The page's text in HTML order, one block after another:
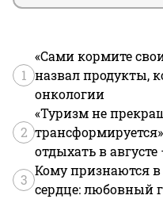
1
«Сами кормите
назвал продукты,
онкологии
2
«Туризм не
отдыхать в
3
Кому признаются
сердце: любовный